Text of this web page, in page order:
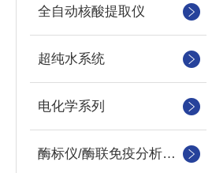
全自动核酸提取仪
超纯水系统
电化学系列
酶标仪/酶联免疫分析仪及洗板机